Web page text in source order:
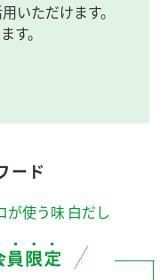
いただけます。
す。
ード
が使う味 白だし